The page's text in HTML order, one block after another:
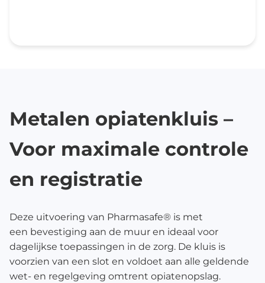
Metalen opiatenkluis –
Voor maximale controle
en registratie
Deze uitvoering van Pharmasafe® is met
een bevestiging aan de muur en ideaal voor
dagelijkse toepassingen in de zorg. De kluis is
voorzien van een slot en voldoet aan alle geldende
wet- en regelgeving omtrent opiatenopslag.